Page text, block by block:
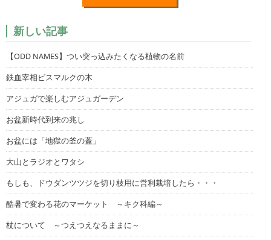
新しい記事
【ODD NAMES】つい突っ込みたくなる植物の名前
鉄血宰相ビスマルクの木
アジュガで楽しむアジュガーデン
お盆新時代到来の兆し
お盆には「地獄の釜の蓋」
大山とラジオとワタシ
もしも、ドウダンツツジを切り枝用に営利栽培したら・・・
酷暑で変わる花のマーケット ～キク科編～
杖について ～つえつえなるままに～